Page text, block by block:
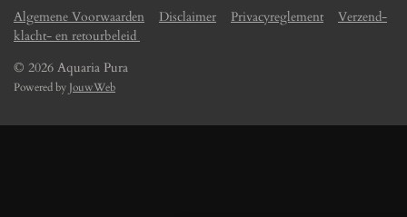
Algemene Voorwaarden Disclaimer Privacyreglement
Verzend-
klacht- en retourbeleid
© 2026 Aquaria Pura
Powered by JouwWeb